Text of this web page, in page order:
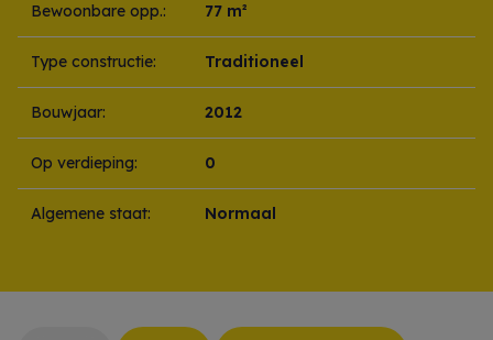
Bewoonbare opp.: 77 m²
Type constructie: Traditioneel
Bouwjaar: 2012
Op verdieping: 0
Algemene staat: Normaal